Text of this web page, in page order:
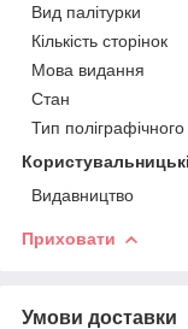
Вид палітурки
Кількість сторінок
Мова видання
Стан
Тип
Видавництво
Приховати
Умови доставки